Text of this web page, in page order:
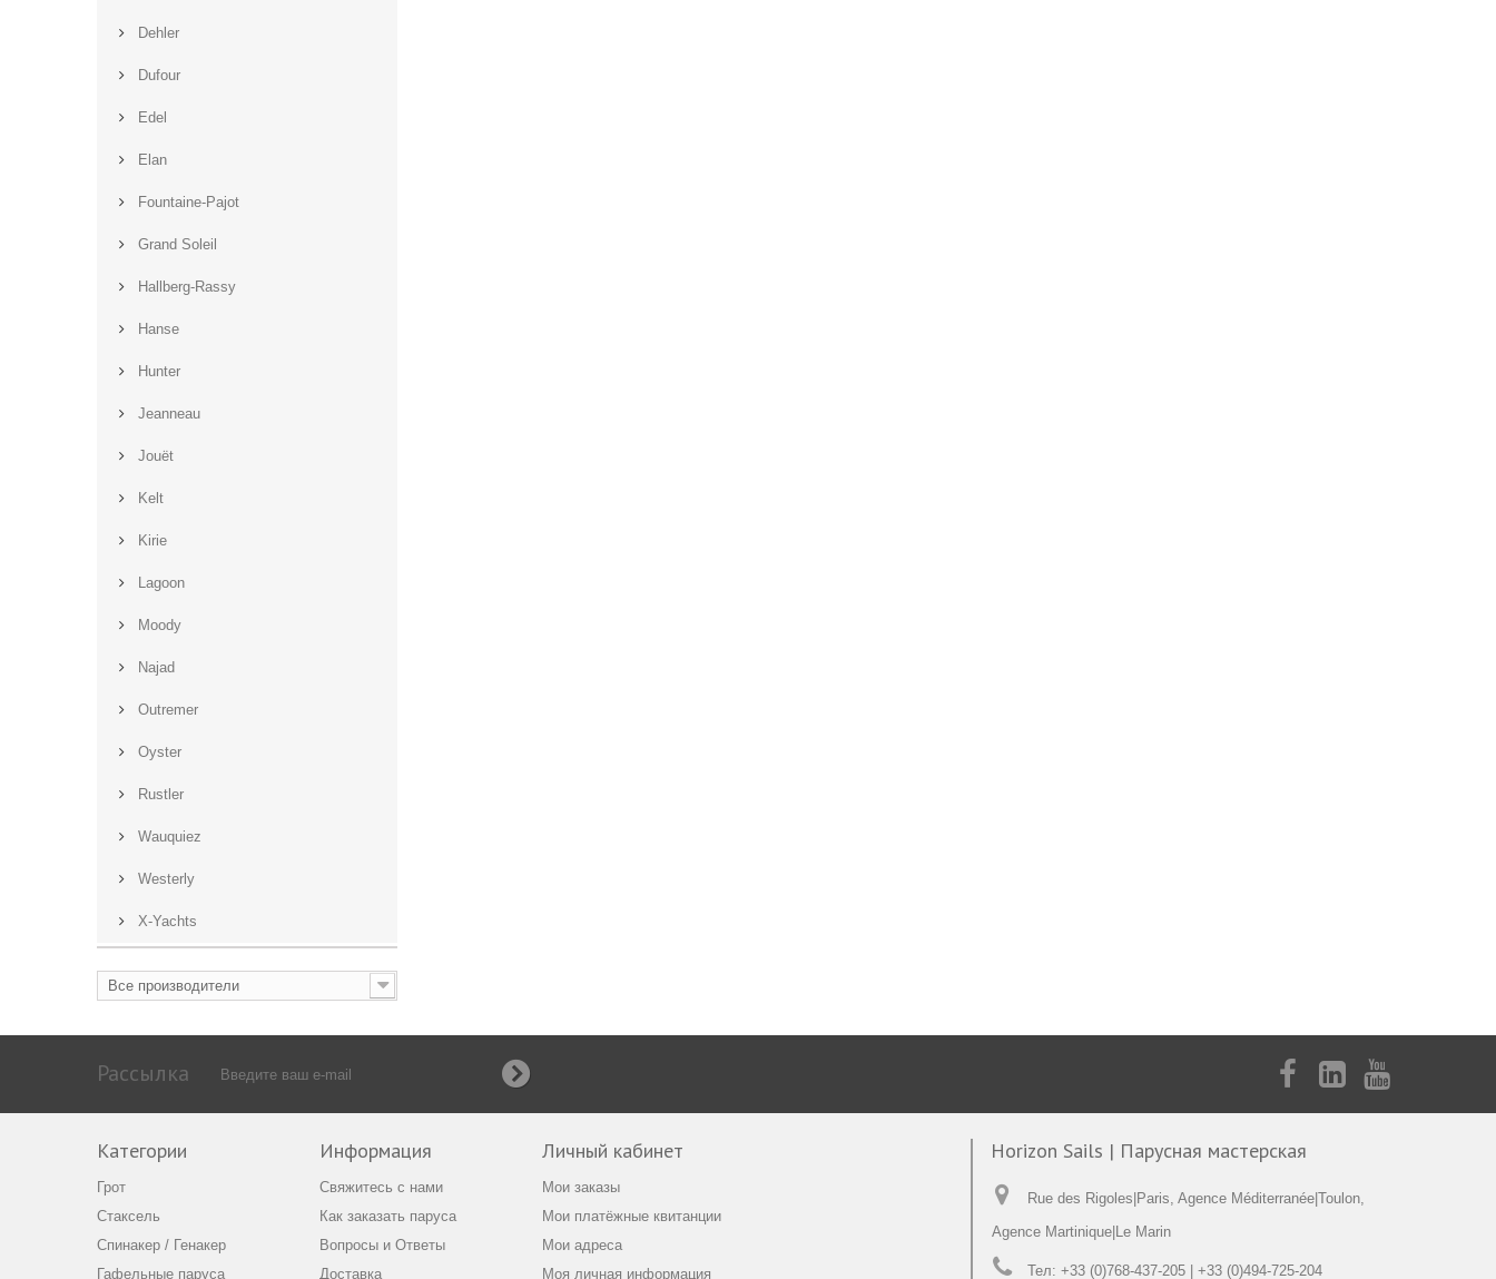
Dehler
Dufour
Edel
Elan
Fountaine-Pajot
Grand Soleil
Hallberg-Rassy
Hanse
Hunter
Jeanneau
Jouët
Kelt
Kirie
Lagoon
Moody
Najad
Outremer
Oyster
Rustler
Wauquiez
Westerly
X-Yachts
Все производители
Рассылка
Категории
Грот
Стаксель
Спинакер / Генакер
Гафельные паруса
Информация
Свяжитесь с нами
Как заказать паруса
Вопросы и Ответы
Доставка
Личный кабинет
Мои заказы
Мои платёжные квитанции
Мои адреса
Моя личная информация
Horizon Sails | Парусная мастерская
Rue des Rigoles|Paris, Agence Méditerranée|Toulon,
Agence Martinique|Le Marin
Тел: +33 (0)768-437-205 | +33 (0)494-725-204